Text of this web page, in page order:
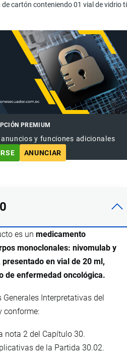
de cartón conteniendo 01 vial de vidrio
PREMIUM
y funciones adicionales
ANUNCIAR
es un medicamento
monoclonales: nivomulab y
en vial de 20 ml,
de enfermedad oncológica.
Interpretativas del
conforme:
nota 2 del Capítulo 30.
de la Partida 30.02.